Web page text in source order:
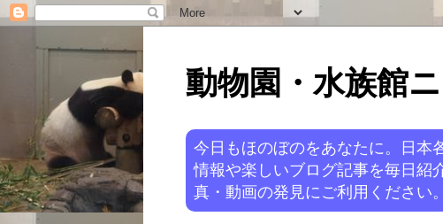
動物園・水族館
今日もほのぼのをあなたに。日本
情報や楽しいブログ記事を毎日紹
真・動画の発見にご利用ください